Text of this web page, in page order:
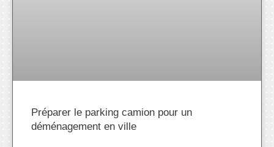
Préparer le parking camion pour un
déménagement en ville